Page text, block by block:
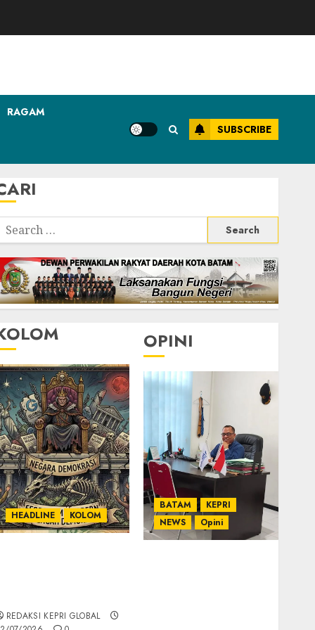
RAGAM
SUBSCRIBE
Search
HEADLINE KOLOM
REDAKSI KEPRI GLOBAL
OPINI
BATAM
KEPRI
NEWS
Opini